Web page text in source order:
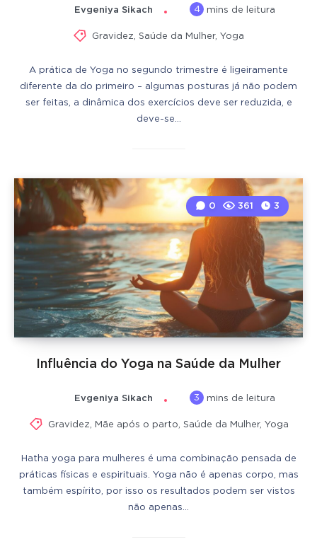
Evgeniya Sikach 4 mins de leitura
Gravidez Saúde da Mulher, Yoga
A prática de Yoga no segundo trimestre é ligeiramente
diferente da do primeiro – algumas posturas já não podem
ser feitas, a dinâmica dos exercícios deve ser reduzida, e
deve-se…
Influência do Yoga na Saúde da Mulher
0 361 3
Evgeniya Sikach 3 mins de leitura
Gravidez Mãe após o parto Saúde da Mulher, Yoga
Hatha yoga para mulheres é uma combinação pensada de
práticas físicas e espirituais. Yoga não é apenas corpo, mas
também espírito, por isso os resultados podem ser vistos
não apenas…